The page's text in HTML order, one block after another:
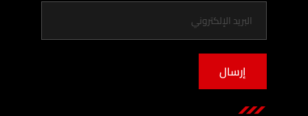
إرسال